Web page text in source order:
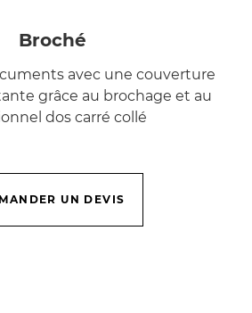
Broché
avec une couverture
grâce au brochage et au
dos carré collé
UN DEVIS